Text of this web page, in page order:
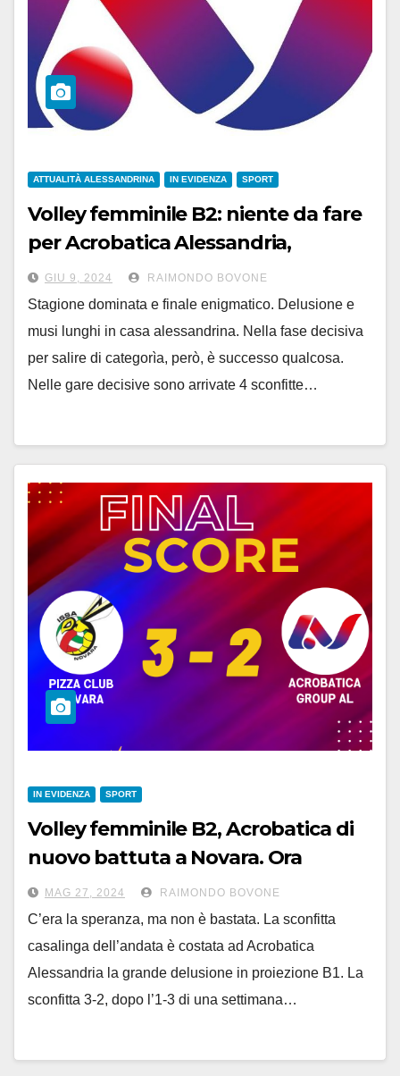
ATTUALITÀ ALESSANDRINA IN EVIDENZA SPORT
Volley femminile B2: niente da fare
per Acrobatica Alessandria,
tramonta il sogno B1
GIU 9, 2024 RAIMONDO BOVONE
Stagione dominata e finale enigmatico. Delusione e
musi lunghi in casa alessandrina. Nella fase decisiva
per salire di categorìa, però, è successo qualcosa.
Nelle gare decisive sono arrivate 4 sconfitte…
IN EVIDENZA SPORT
Volley femminile B2, Acrobatica di
nuovo battuta a Novara. Ora
un’altra chance promozione
MAG 27, 2024 RAIMONDO BOVONE
C’era la speranza, ma non è bastata. La sconfitta
casalinga dell’andata è costata ad Acrobatica
Alessandria la grande delusione in proiezione B1. La
sconfitta 3-2, dopo l’1-3 di una settimana…